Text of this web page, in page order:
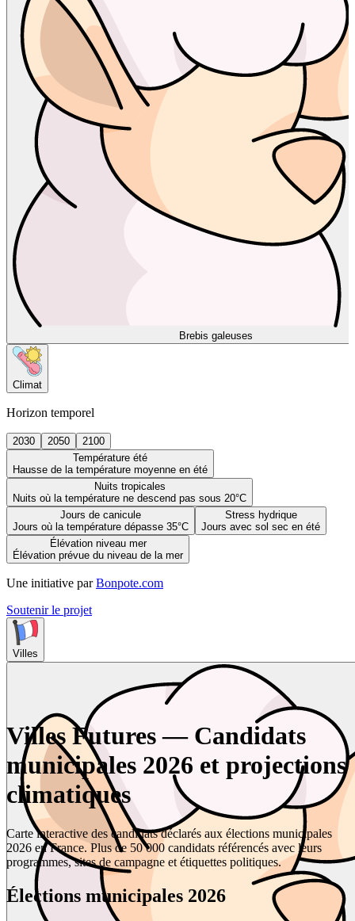
Brebis galeuses
Climat
Horizon temporel
2030 2050
2100
Température été
Hausse de la température moyenne en été
Nuits tropicales
Nuits où la température ne descend pas sous 20°C
Jours de canicule
Jours où la température dépasse 35°C
Stress hydrique
Jours avec sol sec en été
Élévation niveau mer
Élévation prévue du niveau de la mer
Une initiative par Bonpote.com
Soutenir le projet
Villes
Villes Futures — Candidats
municipales 2026 et projections
climatiques
Carte interactive des candidats déclarés aux élections municipales
2026 en France. Plus de 50 000 candidats référencés avec leurs
programmes, sites de campagne et étiquettes politiques.
Élections municipales 2026